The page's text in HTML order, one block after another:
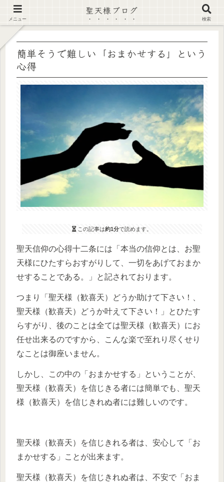
【注意喚起】偽サイト及び偽情報に注意 ▶確認する◀
簡単そうで難しい「おまかせする」という
心得
この記事は約1分で読めます。
聖天信仰の心得十二条には「本当の信仰とは、お聖
天様にひたすらおすがりして、一切をあげておまか
せすることである。」と記されております。
つまり「聖天様（歓喜天）どうか助けて下さい！、
聖天様（歓喜天）どうか叶えて下さい！」とひたす
らすがり、後のことは全ては聖天様（歓喜天）にお
任せ出来るのですから、こんな楽で至れり尽くせり
なことは御座いません。
しかし、この中の「おまかせする」ということが、
聖天様（歓喜天）を信じきる者には簡単でも、聖天
様（歓喜天）を信じきれぬ者には難しいのです。
聖天様（歓喜天）を信じきれる者は、安心して「お
まかせする」ことが出来ます。
聖天様（歓喜天）を信じきれぬ者は、不安で「おま
メニュー
聖天様ブログ
検索